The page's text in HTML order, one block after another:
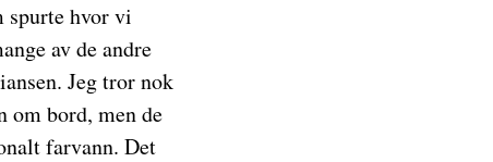
spurte hvor vi
av de andre
Jeg tror nok
om bord, men de
farvann. Det